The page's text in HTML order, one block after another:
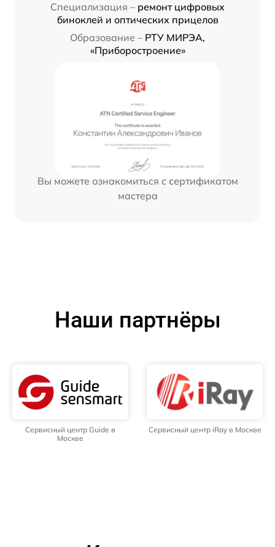
Специализация – ремонт цифровых
биноклей и оптических прицелов
Образование – РТУ МИРЭА,
«Приборостроение»
Вы можете ознакомиться с сертификатом
мастера
Наши партнёры
Сервисный центр Guide в
Москве
Сервисный центр iRay в Москве